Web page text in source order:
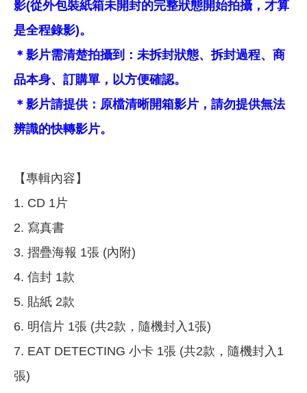
影(從外包裝紙箱未開封的完整狀態開始拍攝，才算
是全程錄影)。
＊影片需清楚拍攝到：未拆封狀態、拆封過程、商
品本身、訂購單，以方便確認。
＊影片請提供：原檔清晰開箱影片，請勿提供無法
辨識的快轉影片。
【專輯內容】
1. CD 1片
2. 寫真書
3. 摺疊海報 1張 (內附)
4. 信封 1款
5. 貼紙 2款
6. 明信片 1張 (共2款，隨機封入1張)
7. EAT DETECTING 小卡 1張 (共2款，隨機封入1
張)